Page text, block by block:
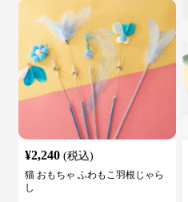
¥2,240 (税込)
猫 おもちゃ ふわもこ羽根じゃら
し